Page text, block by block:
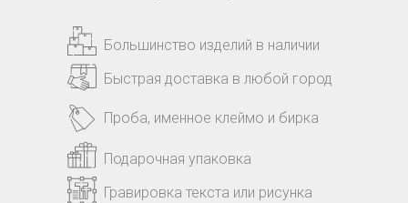
Большинство изделий в наличии
Быстрая доставка в любой город
Подарочная упаковка
Гравировка текста или рисунка
Проба, именное клеймо и бирка